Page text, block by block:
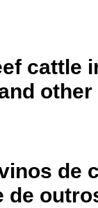
cattle
de
de